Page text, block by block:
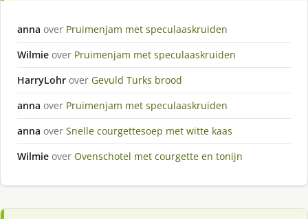
anna over Pruimenjam met speculaaskruiden
Wilmie over Pruimenjam met speculaaskruiden
HarryLohr over Gevuld Turks brood
anna over Pruimenjam met speculaaskruiden
anna over Snelle courgettesoep met witte kaas
Wilmie over Ovenschotel met courgette en tonijn